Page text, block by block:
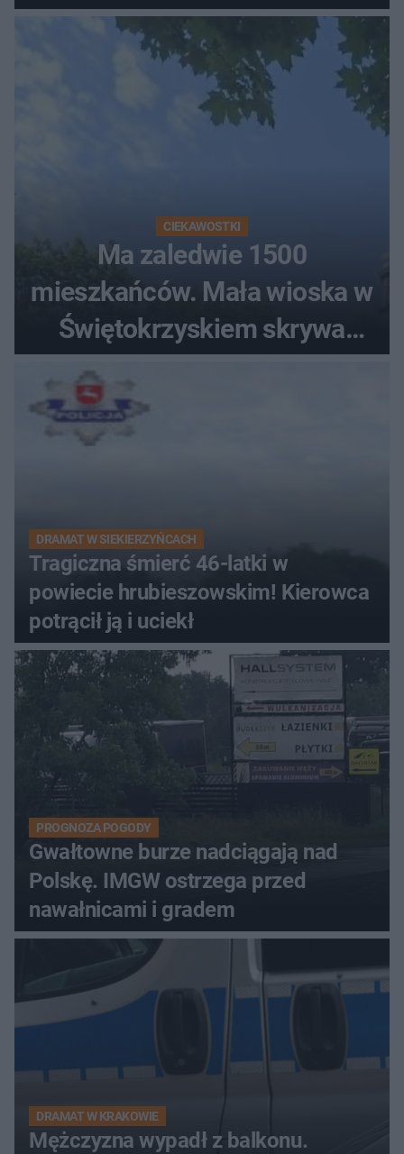
CIEKAWOSTKI
Ma zaledwie 1500
mieszkańców. Mała wioska w
Świętokrzyskiem skrywa
zabytki, bywał tu nawet król
DRAMAT W SIEKIERZYŃCACH
Tragiczna śmierć 46-latki w
powiecie hrubieszowskim! Kierowca
potrącił ją i uciekł
PROGNOZA POGODY
Gwałtowne burze nadciągają nad
Polskę. IMGW ostrzega przed
nawałnicami i gradem
DRAMAT W KRAKOWIE
Mężczyzna wypadł z balkonu.